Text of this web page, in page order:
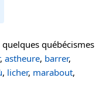
québécismes
, astheure, barrer,
, licher, marabout,